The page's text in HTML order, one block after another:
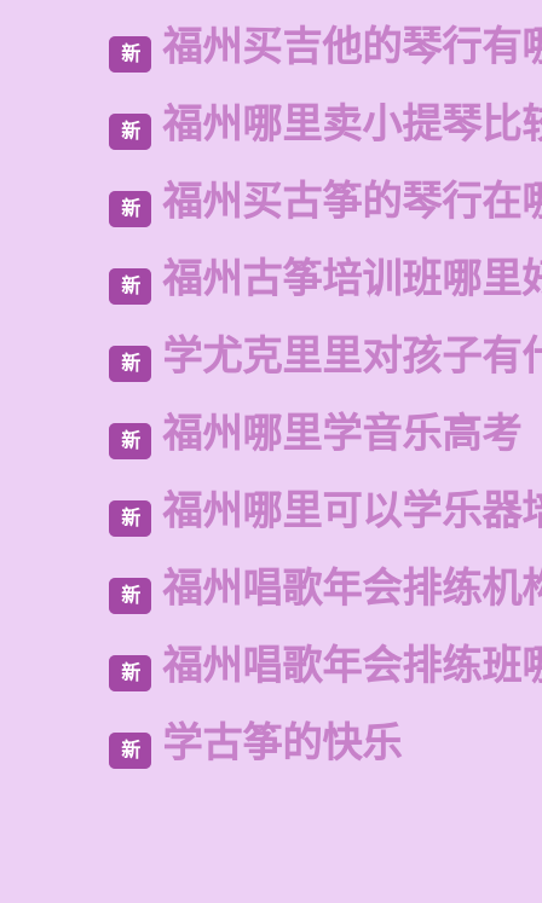
新 福州买吉他的琴行有
新 福州哪里卖小提琴比
新 福州买古筝的琴行在
新 福州古筝培训班哪里
新 学尤克里里对孩子有
新 福州哪里学音乐高考
新 福州哪里可以学乐器
新 福州唱歌年会排练机
新 福州唱歌年会排练班
新 学古筝的快乐